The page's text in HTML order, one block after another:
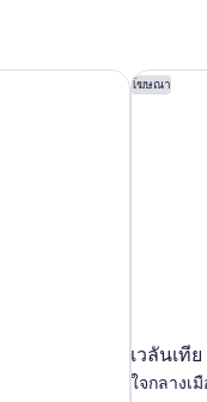
โฆษณา
เวลันเที
ใจกลางเ
เวลันเที